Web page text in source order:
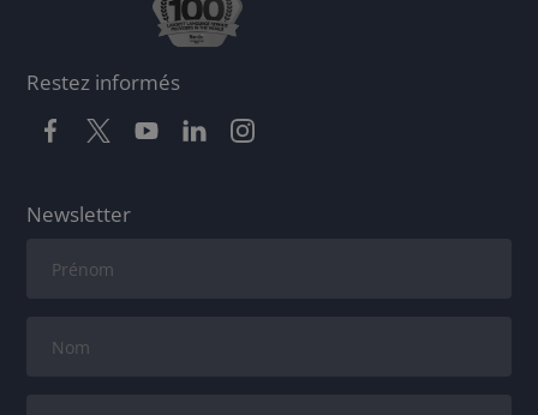
Restez informés
Newsletter